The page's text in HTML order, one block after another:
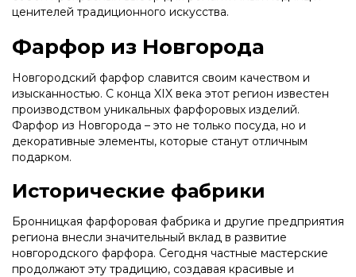
ценителей традиционного искусства.
Фарфор из Новгорода
Новгородский фарфор славится своим качеством и
изысканностью. С конца XIX века этот регион известен
производством уникальных фарфоровых изделий.
Фарфор из Новгорода – это не только посуда, но и
декоративные элементы, которые станут отличным
подарком.
Исторические фабрики
Бронницкая фарфоровая фабрика и другие предприятия
региона внесли значительный вклад в развитие
новгородского фарфора. Сегодня частные мастерские
продолжают эту традицию, создавая красивые и